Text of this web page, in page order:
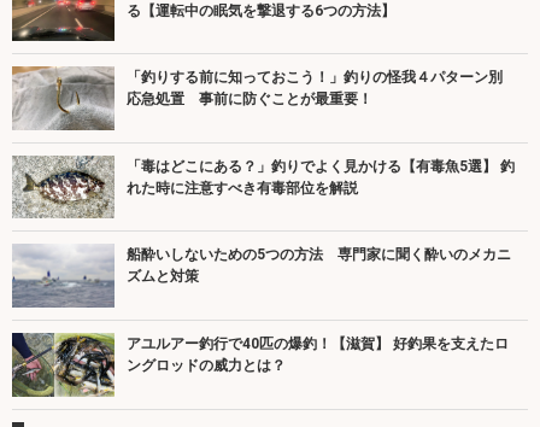
る【運転中の眠気を撃退する6つの方法】
「釣りする前に知っておこう！」釣りの怪我４パターン別
応急処置 事前に防ぐことが最重要！
「毒はどこにある？」釣りでよく見かける【有毒魚5選】 釣
れた時に注意すべき有毒部位を解説
船酔いしないための5つの方法 専門家に聞く酔いのメカニ
ズムと対策
アユルアー釣行で40匹の爆釣！【滋賀】 好釣果を支えたロ
ングロッドの威力とは？